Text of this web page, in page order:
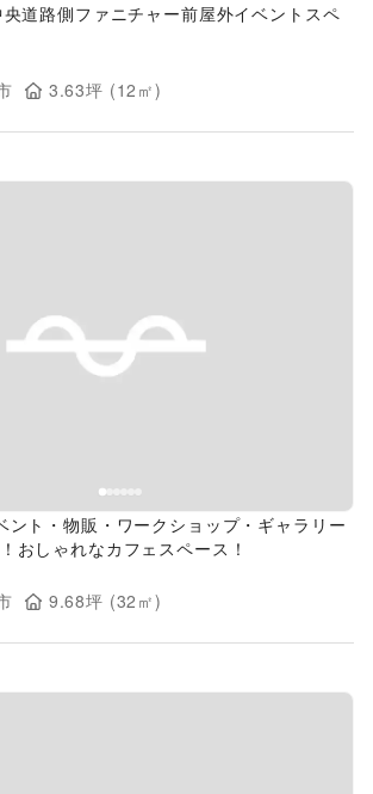
道路側ファニチャー前屋外イベントスペ
3.63坪 (12 ㎡)
ント・物販・ワークショップ・ギャラリー
おしゃれなカフェスペース！
9.68坪 (32 ㎡)